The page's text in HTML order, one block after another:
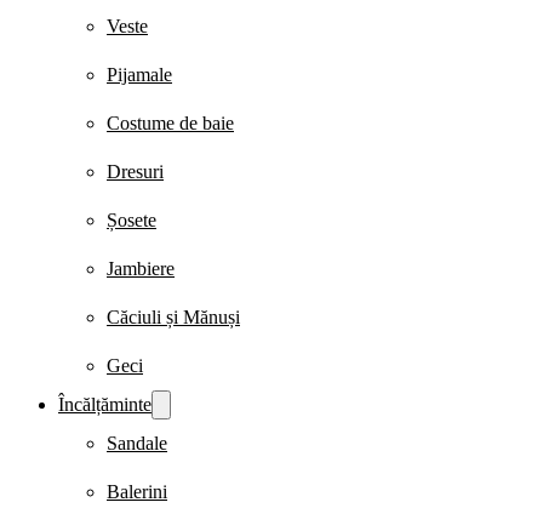
Veste
Pijamale
Costume de baie
Dresuri
Șosete
Jambiere
Căciuli și Mănuși
Geci
Încălțăminte
Sandale
Balerini